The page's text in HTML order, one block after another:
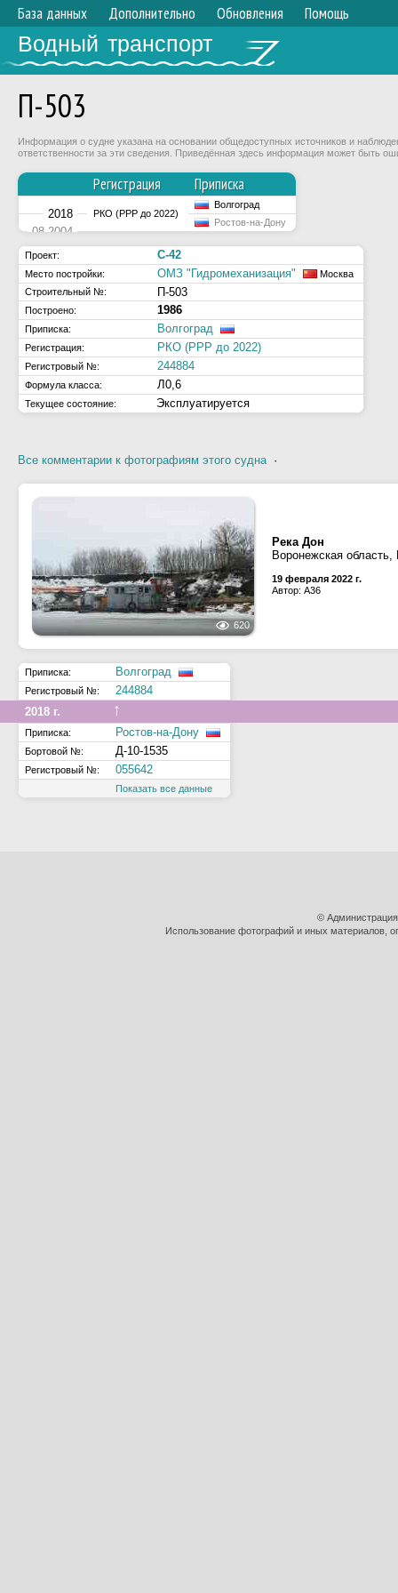
База данных Дополнительно Обновления Помощь
Водный транспорт
П-503
Информация о судне указана на основании общедоступных источников и
ответственности за эти сведения. Приведённая здесь информация может быть
Регистрация Приписка
2018 РКО (РРР до 2022)
Волгоград
08.2004
Ростов-на-Дону
Проект: С-42
Место постройки: ОМЗ "Гидромеханизация"
Москва
Строительный №:
П-503
Построено: 1986
Приписка: Волгоград
Регистрация: РКО (РРР до 2022)
Регистровый №: 244884
Формула класса: Л0,6
Текущее состояние: Эксплуатируется
Все комментарии к фотографиям этого судна·
620
Река Дон
Воронежская
19 февраля 2022 г.
Автор: А36
Приписка: Волгоград
Регистровый №:
244884
2018 г.
↑
Приписка: Ростов-на-Дону
Бортовой №: Д-10-1535
Регистровый №: 055642
Показать все данные
©
Использование фотографий и иных материалов,